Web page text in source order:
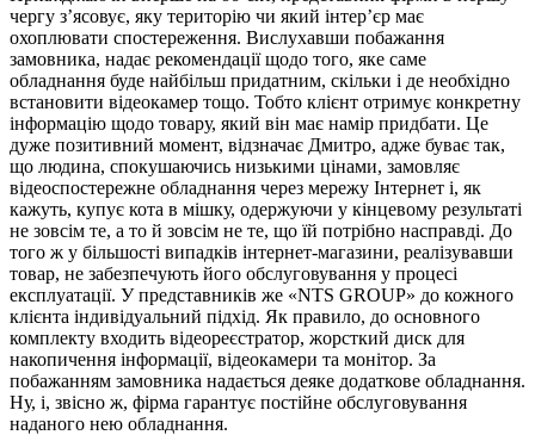
чергу з’ясовує, яку територію чи який інтер’єр має
охоплювати спостереження. Вислухавши побажання
замовника, надає рекомендації щодо того, яке саме
обладнання буде найбільш придатним, скільки і де необхідно
встановити відеокамер тощо. Тобто клієнт отримує конкретну
інформацію щодо товару, який він має намір придбати. Це
дуже позитивний момент, відзначає Дмитро, адже буває так,
що людина, спокушаючись низькими цінами, замовляє
відеоспостережне обладнання через мережу Інтернет і, як
кажуть, купує кота в мішку, одержуючи у кінцевому результаті
не зовсім те, а то й зовсім не те, що їй потрібно насправді. До
того ж у більшості випадків інтернет-магазини, реалізувавши
товар, не забезпечують його обслуговування у процесі
експлуатації. У представників же «NTS GROUP» до кожного
клієнта індивідуальний підхід. Як правило, до основного
комплекту входить відеореєстратор, жорсткий диск для
накопичення інформації, відеокамери та монітор. За
побажанням замовника надається деяке додаткове обладнання.
Ну, і, звісно ж, фірма гарантує постійне обслуговування
наданого нею обладнання.